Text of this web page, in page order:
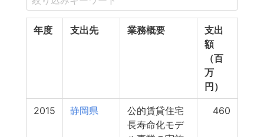
年度 支出先 業務概要
支出
額
（百
万
円）
2015 静岡県
公的賃貸住宅
長寿命化モデ
460